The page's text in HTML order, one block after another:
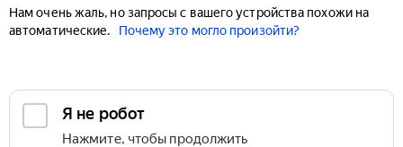
Нам очень жаль, но запросы с вашего устройства похожи на
автоматические.
Почему это могло произойти?